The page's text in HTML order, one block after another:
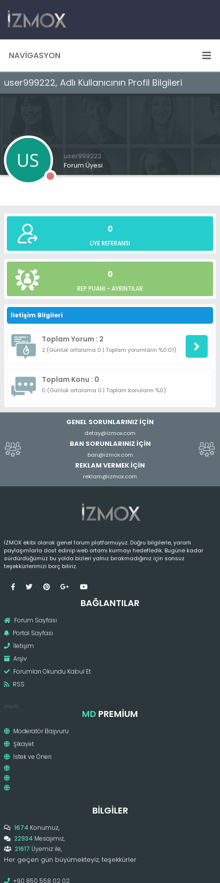
NAVIGASYON
user999222, Adlı Kullanıcının Profil Bilgileri
user999222
Forum Üyesi
0
ÜYE REFERANSI
0
REP PUANI - AYRINTILAR
İletişim Bilgileri
Toplam Yorum : 2
2 (Günlük ortalama 0 | Toplam yorumların %0.01)
Toplam Konu : 0
0 (Günlük ortalama 0 | Toplam konuların %0)
GENEL SORUNLARINIZ İÇİN
detay@izmox.com
BAN SORUNLARINIZ İÇİN
ban@izmox.com
REKLAM VERMEK İÇİN
reklam@izmox.com
İZMOX ekibi olarak genel forum platformuyuz. Doğru bilgilerle, yararlı
paylaşımlarla dost edinip web ortamı kurmayı hedefledik. Bugüne kadar
sürdürdüğümüz bu yolda bizleri yalnız bırakmadığınız için sonsuz
teşekkürlerimizi borç biliriz.
BAĞLANTILAR
Forum Sayfası
Portal Sayfası
İletişim
Arşiv
Forumları Okundu Kabul Et
RSS
pergola
MD PREMIUM
Moderatör Başvuru
Şikayet
İstek ve Öneri
BILGILER
1674 Konumuz,
22934 Mesajımız,
21617 Üyemiz ile,
Her geçen gün büyümekteyiz, teşekkürler
+90 850 558 02 02